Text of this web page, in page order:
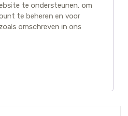
te ondersteunen, om
te beheren en voor
omschreven in ons